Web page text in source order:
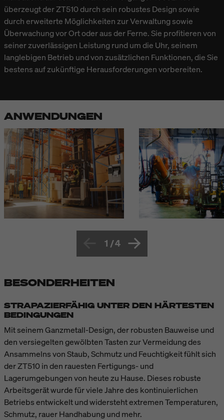
überzeugt der ZT510 durch sein robustes Design sowie
durch erweiterte Möglichkeiten zur Verwaltung sowie
Überwachung vor Ort oder aus der Ferne. Sie profitieren von
seiner zuverlässigen Leistung rund um die Uhr, seinem
langlebigen Betrieb und von zusätzlichen Funktionen, die Sie
bestens auf zukünftige Herausforderungen vorbereiten.
ANWENDUNGEN
1 /4
BESONDERHEITEN
STRAPAZIERFÄHIG UNTER DEN HÄRTESTEN
BEDINGUNGEN
Mit seinem Ganzmetall-Design, der robusten Bauweise und
den versiegelten gewölbten Tasten zur Vermeidung des
Ansammelns von Staub, Schmutz und Feuchtigkeit fühlt sich
der ZT510 in den rauesten Fertigungs- und
Lagerumgebungen von heute zu Hause. Dieses robuste
Arbeitsgerät wurde für viele Jahre des kontinuierlichen
Betriebs entwickelt und widersteht extremen Temperaturen,
Schmutz, rauer Handhabung und mehr.